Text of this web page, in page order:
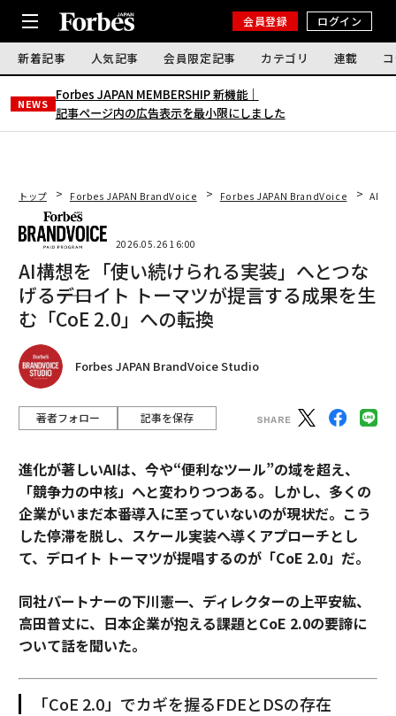
会員登録 ログイン
新着記事 人気記事 会員限定記事 カテゴリ 連載
NEWS
Forbes JAPAN MEMBERSHIP 新機能｜
記事ページ内の広告表示を最小限にしました
トップ Forbes JAPAN BrandVoice Forbes JAPAN BrandVoice AI構
2026.05.26 16:00
AI構想を「使い続けられる実装」へとつな
げる――デロイト トーマツが提言する成果を生
む「CoE 2.0」への転換
Forbes JAPAN BrandVoice Studio
著者フォロー 記事を保存
進化が著しいAIは、今や“便利なツール”の域を超え、
「競争力の中核」へと変わりつつある。しかし、多くの
企業がいまだ本番導入に至っていないのが現状だ。こう
した停滞を脱し、スケール実装へ導くアプローチとし
て、デロイト トーマツが提唱するのが「CoE 2.0」だ。
同社パートナーの下川憲一、ディレクターの上平安紘、
高田普丈に、日本企業が抱える課題とCoE 2.0の要諦に
ついて話を聞いた。
「CoE 2.0」でカギを握るFDEとDSの存在